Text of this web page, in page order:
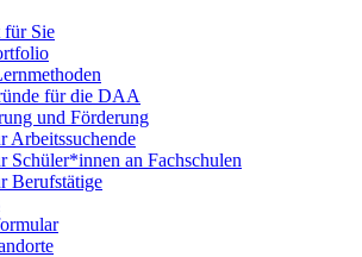
für Sie
für die DAA
und Förderung
Arbeitssuchende
Schüler*innen an Fachschulen
Berufstätige